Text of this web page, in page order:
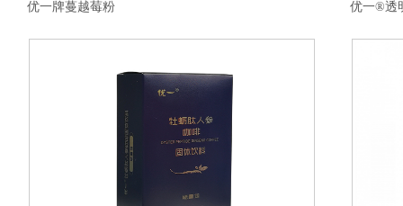
优一牌蔓越莓粉 优一®透